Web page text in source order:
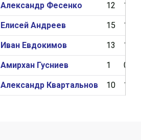
Александр Фесенко 12 1
Елисей Андреев 15 1
Иван Евдокимов 13 1
Амирхан Гусниев 1 0
Александр Квартальнов 10 1